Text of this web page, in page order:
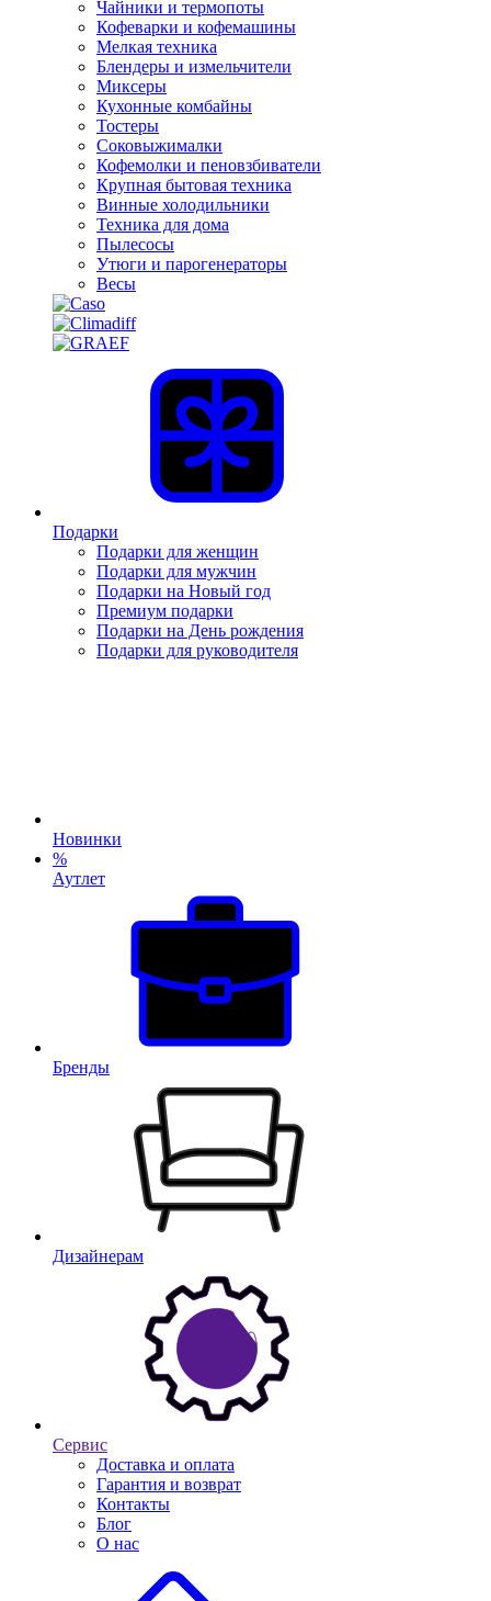
Чайники и термопоты
Кофеварки и кофемашины
Мелкая техника
Блендеры и измельчители
Миксеры
Кухонные комбайны
Тостеры
Соковыжималки
Кофемолки и пеновзбиватели
Крупная бытовая техника
Винные холодильники
Техника для дома
Пылесосы
Утюги и парогенераторы
Весы
Подарки
Подарки для женщин
Подарки для мужчин
Подарки на Новый год
Премиум подарки
Подарки на День рождения
Подарки для руководителя
Новинки
%
Аутлет
Бренды
Дизайнерам
Сервис
Доставка и оплата
Гарантия и возврат
Контакты
Блог
О нас